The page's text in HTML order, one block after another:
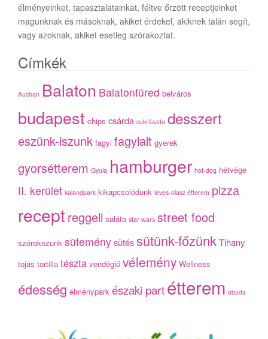
élményeinket, tapasztalatainkat, féltve őrzött receptjeinket
magunknak és másoknak, akiket érdekel, akiknek talán segít,
vagy azoknak, akiket esetleg szórakoztat.
Címkék
Auchan Balaton Balatonfüred belváros
budapest chips csárda cukrászda desszert
eszünk-iszunk fagyi fagylalt gyerek
gyorsétterem Gyula hamburger hot-dog hétvége
II. kerület kalandpark kikapcsolódunk leves olasz étterem pizza
receptreggeli saláta star wars street food
szórakozunk süteménysütéssütünk-főzünk Tihany
tojás tortilla tészta vendéglő vélemény Wellness
édesség élménypark északi partétterem óbuda